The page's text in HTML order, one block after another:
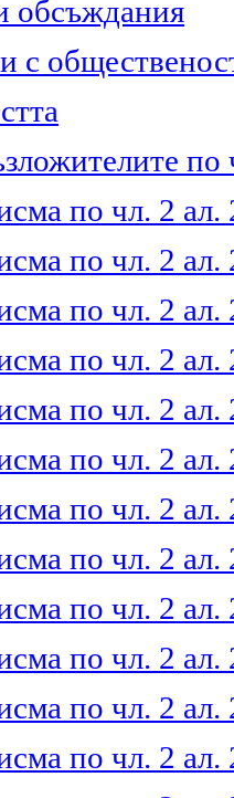
обсъждания
с
по
по чл. 2 ал.
по чл. 2 ал.
по чл. 2 ал.
по чл. 2 ал.
по чл. 2 ал.
по чл. 2 ал.
по чл. 2 ал.
по чл. 2 ал.
по чл. 2 ал.
по чл. 2 ал.
по чл. 2 ал.
по чл. 2 ал.